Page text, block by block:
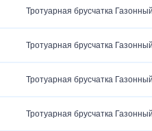
Тротуарная брусчатка
Тротуарная брусчатка
Тротуарная брусчатка
Тротуарная брусчатка